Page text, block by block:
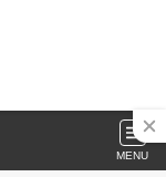
MENU